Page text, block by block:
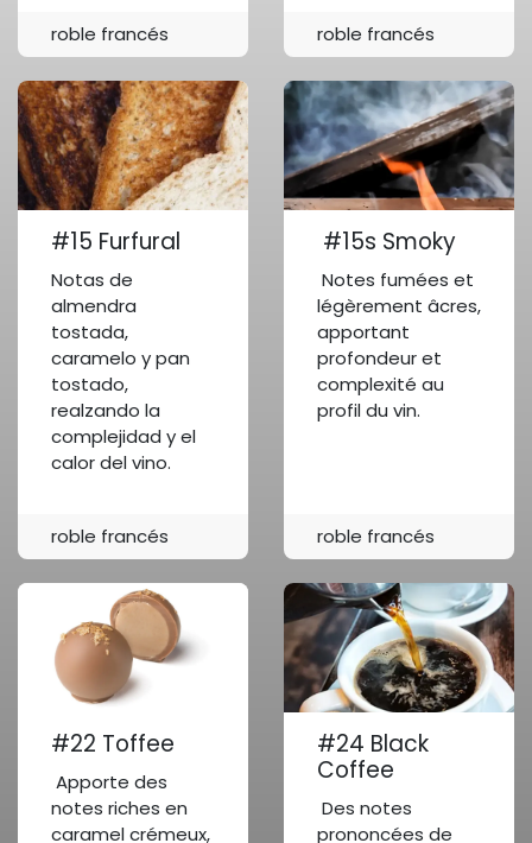
roble francés roble francés
#15 Furfural
Notas de
almendra
tostada,
caramelo y pan
tostado,
realzando la
complejidad y el
calor del vino.
roble francés
#15s Smoky
Notes fumées et
légèrement âcres,
apportant
profondeur et
complexité au
profil du vin.
roble francés
#22 Toffee
Apporte des
notes riches en
caramel crémeux,
#24 Black
Coffee
Des notes
prononcées de